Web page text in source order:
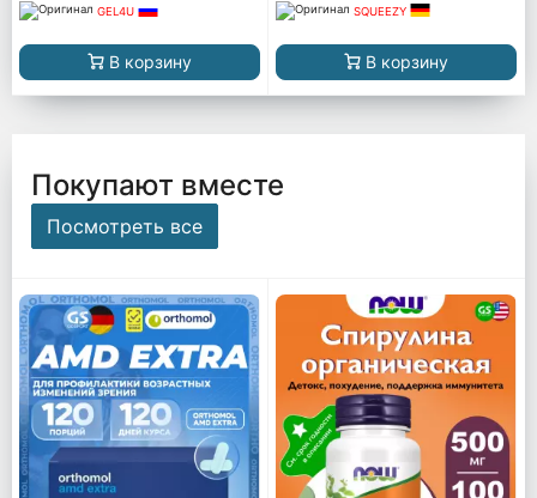
GEL4U
В корзину
SQUEEZY
В корзину
Покупают вместе
Посмотреть все